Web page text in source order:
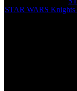
STAR WARS